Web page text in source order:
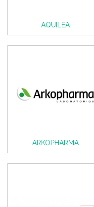
AQUILEA
ARKOPHARMA